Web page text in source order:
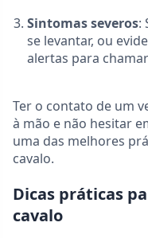
Sintomas severos:
se levantar, ou
alertas para
Ter o contato de um
à mão e não hesitar
uma das melhores
cavalo.
Dicas práticas
cavalo